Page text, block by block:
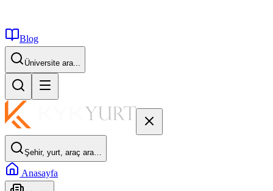
Blog
İstanbul...
Şehir, yurt, araç ara…
Anasayfa